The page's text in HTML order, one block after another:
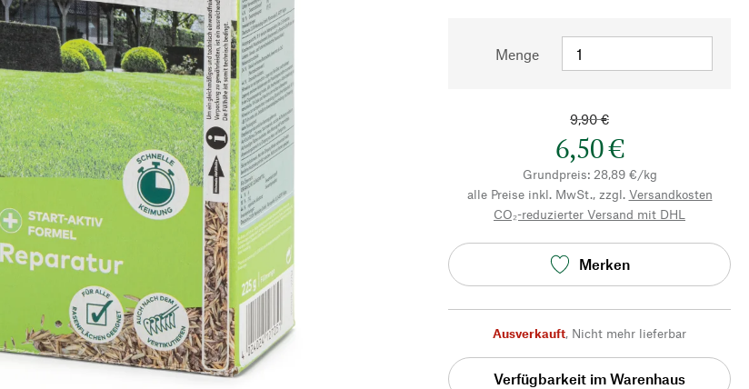
Menge
9,90 €
6,50 €
Grundpreis: 28,89 €/kg
alle Preise inkl. MwSt., zzgl. Versandkosten
CO₂-reduzierter Versand mit DHL
Merken
Ausverkauft, Nicht mehr lieferbar
Verfügbarkeit im Warenhaus